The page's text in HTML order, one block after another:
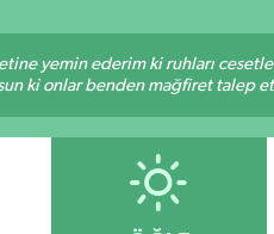
yemin ederim ki ruhları
ki onlar benden mağfiret talep